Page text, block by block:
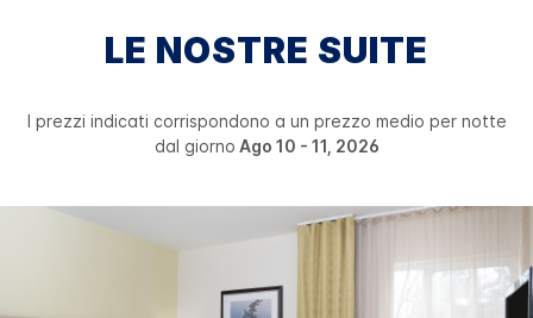
LE NOSTRE SUITE
I prezzi indicati corrispondono a un prezzo medio per notte
dal giorno Ago 10 - 11, 2026